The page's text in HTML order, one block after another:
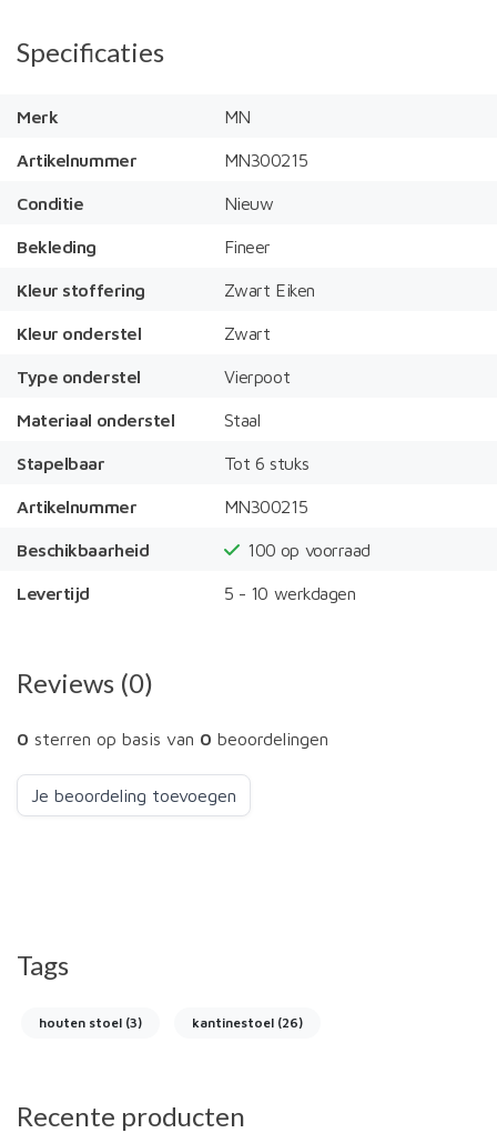
Specificaties
Merk MN
Artikelnummer MN300215
Conditie Nieuw
Bekleding Fineer
Kleur stoffering Zwart Eiken
Kleur onderstel Zwart
Type onderstel Vierpoot
Materiaal onderstel Staal
Stapelbaar Tot 6 stuks
Artikelnummer MN300215
Beschikbaarheid 100 op voorraad
Levertijd 5 - 10 werkdagen
Reviews (0)
0 sterren op basis van 0 beoordelingen
Je beoordeling toevoegen
Tags
houten stoel (3) kantinestoel (26)
Recente producten